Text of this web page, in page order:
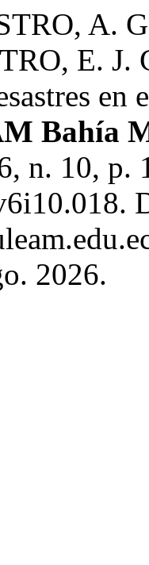
A.
E. J.
Bahía
n. 10, p.
2026.